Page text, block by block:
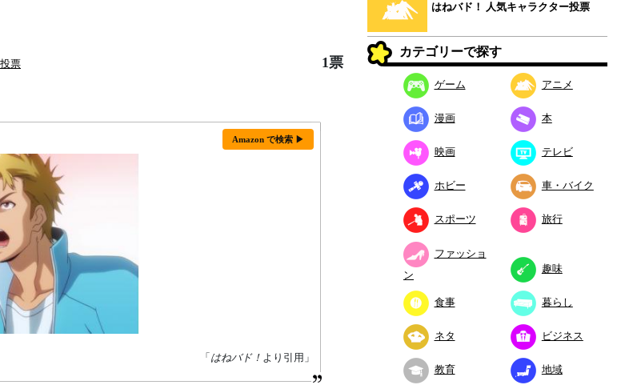
票 1票
Amazon で検索 ▶
「はねバド！ より引用」
はねバド！ 人気キャラクター投票
カテゴリーで探す
ゲーム アニメ
漫画 本
映画 テレビ
ホビー 車・バイク
スポーツ 旅行
ファッショ
ン
趣味
食事 暮らし
ネタ ビジネス
教育 地域